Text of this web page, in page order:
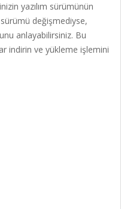
yazılım sürümünün
değişmediyse,
anlayabilirsiniz. Bu
indirin ve yükleme işlemini